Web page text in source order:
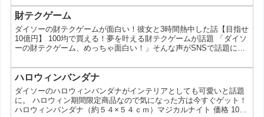
投稿をInstagramで見る プチブロックに「恐竜」「昆虫」の仲間が
登場！！ ティラノサウルス ブラキオサウルス プテラノドン トリケ
ラトプス ステゴサウルス スピノサウルス ヘラクレスオオカブト オ
オクワガタ ※各種10...
財テクゲーム
ダイソーの財テクゲームが面白い！彼女と3時間熱中した話【目指せ
10億円】 100均で買える！夢を叶える財テクゲームが話題 「ダイソ
ーの財テクゲーム、めっちゃ面白い！」そんな声がSNSで話題にな
は、手軽に投資体験ができると人気を集めているんです。今回は、
ダイソーの財テクゲームの魅力や遊び方、そして実際に遊んでみた
感想についてご紹介します。 なぜダイソーの財テクゲームが人気な
の？ 価格が安い: 100円という手軽な価格で...
ハロウィンバンダナ
ダイソーのハロウィンバンダナがインテリアとしても可愛いと話題
に。 ハロウィン期間限定商品なので気になった方は今すぐゲット！
ハロウィンバンダナ（約５４×５４ｃｍ）マジカルナイト 価格 100